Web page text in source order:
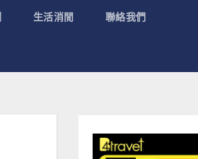
生活消閒 聯絡我們